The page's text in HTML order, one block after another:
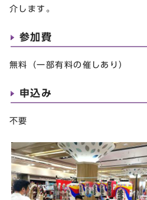
介します。
参加費
無料（一部有料の催しあり）
申込み
不要